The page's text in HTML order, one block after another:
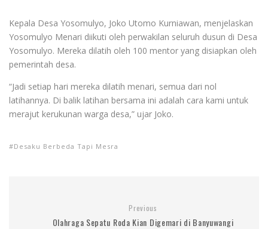
Kepala Desa Yosomulyo, Joko Utomo Kurniawan, menjelaskan
Yosomulyo Menari diikuti oleh perwakilan seluruh dusun di Desa
Yosomulyo. Mereka dilatih oleh 100 mentor yang disiapkan oleh
pemerintah desa.
“Jadi setiap hari mereka dilatih menari, semua dari nol
latihannya. Di balik latihan bersama ini adalah cara kami untuk
merajut kerukunan warga desa,” ujar Joko.
Desaku Berbeda Tapi Mesra
Previous
Olahraga Sepatu Roda Kian Digemari di Banyuwangi